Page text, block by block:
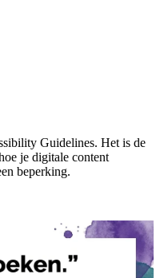
Guidelines. Het is de
je digitale content
beperking.